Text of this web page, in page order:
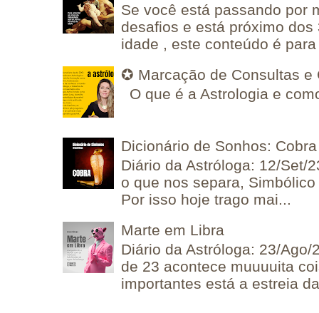
Se você está passando por
desafios e está próximo
idade , este conteúdo é
✪ Marcação de Consultas e
O que é a Astrologia e
Dicionário de Sonhos: Cobra
Diário da Astróloga: 12/Set/
o que nos separa,
Por isso hoje trago mai...
Marte em Libra
Diário da Astróloga: 23/
de 23 acontece muuuuita
importantes está a estreia